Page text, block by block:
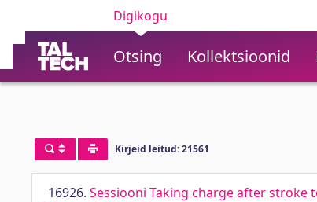
Digikogu
Otsing Kollektsioonid
Kirjeid leitud: 21561
16926. Sessiooni Taking charge after stroke